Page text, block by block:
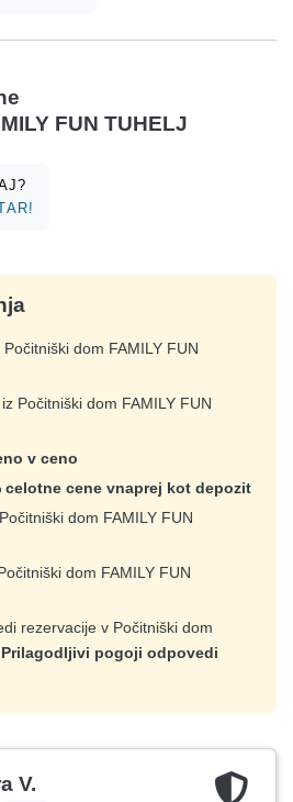
FUN TUHELJ
dom FAMILY FUN
Počitniški dom FAMILY FUN
v ceno
celotne cene vnaprej kot depozit
dom FAMILY FUN
dom FAMILY FUN
rezervacije v Počitniški dom
Prilagodljivi pogoji odpovedi
V.